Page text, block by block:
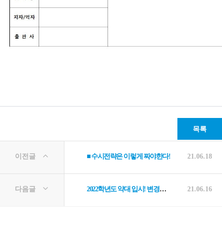
목록
이전글 ■ 수시전략은 이렇게 짜야한다! 21.06.18
다음글 2022학년도 약대 입시! 변경된 약대가는 법 21.06.16